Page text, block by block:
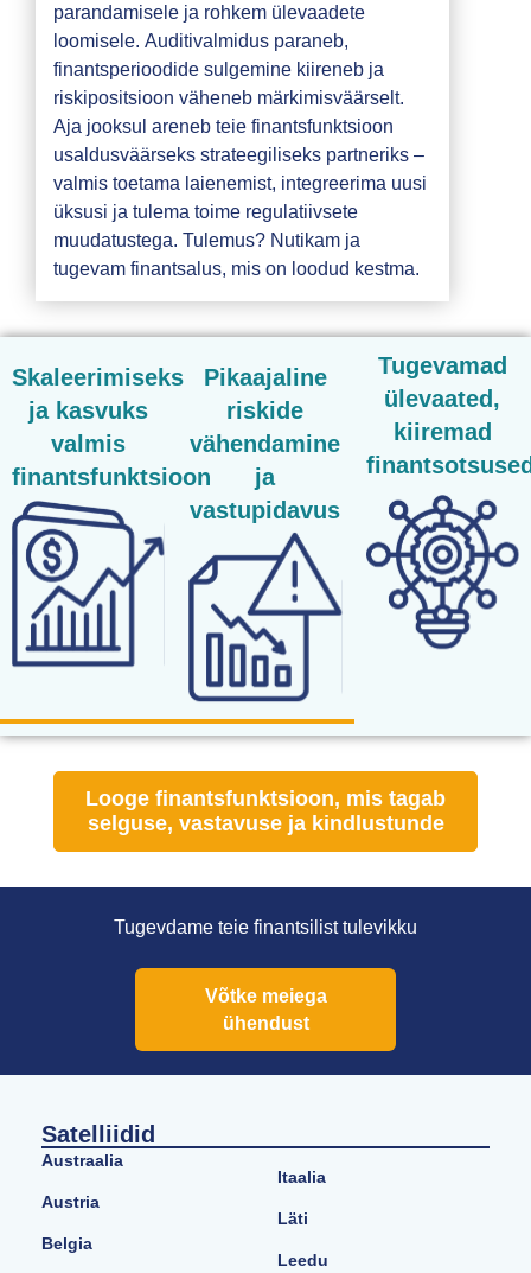
parandamisele ja rohkem ülevaadete
loomisele. Auditivalmidus paraneb,
finantsperioodide sulgemine kiireneb ja
riskipositsioon väheneb märkimisväärselt.
Aja jooksul areneb teie finantsfunktsioon
usaldusväärseks strateegiliseks partneriks –
valmis toetama laienemist, integreerima uusi
üksusi ja tulema toime regulatiivsete
muudatustega. Tulemus? Nutikam ja
tugevam finantsalus, mis on loodud kestma.
Skaleerimiseks
ja kasvuks
valmis
finantsfunktsioon
Pikaajaline
riskide
vähendamine
ja
vastupidavus
Tugevamad
ülevaated,
kiiremad
Looge finantsfunktsioon, mis tagab
selguse, vastavuse ja kindlustunde
Tugevdame teie finantsilist tulevikku
Võtke meiega
ühendust
Satelliidid
Austraalia
Austria
Belgia
Itaalia
Läti
Leedu